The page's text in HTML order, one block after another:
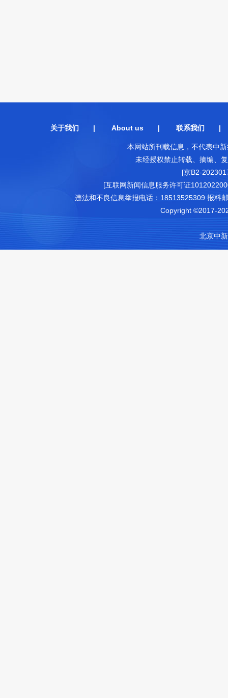
关于我们 | About us| 联系我们
本网站所刊载信息，不代表中
未经授权禁止转载、摘编、
[京B2-
[互联网新闻信息服务许可证
违法和不良信息举报电话：18513525309 报料
Copyright ©2017-
北京中